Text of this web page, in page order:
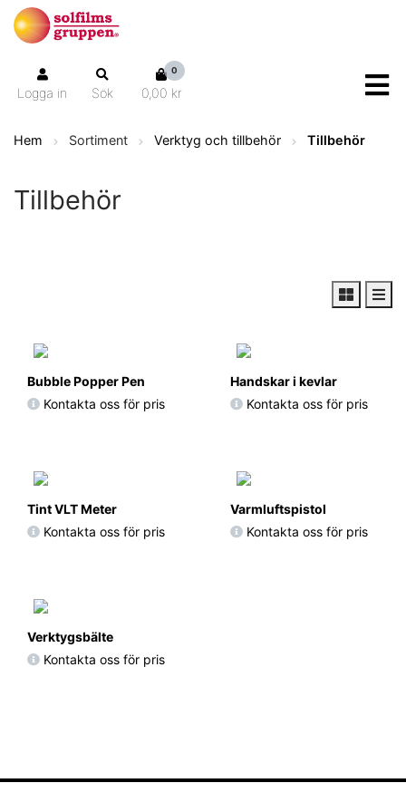
Logga in Sök
0
0,00 kr
Hem Sortiment Verktyg och tillbehör Tillbehör
Tillbehör
Bubble Popper Pen
Kontakta oss för pris
Handskar i kevlar
Kontakta oss för pris
Tint VLT Meter
Kontakta oss för pris
Varmluftspistol
Kontakta oss för pris
Verktygsbälte
Kontakta oss för pris